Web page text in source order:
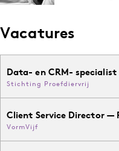
Reputatie & crisis
Vacatures
Data- en CRM- specialist
Stichting Proefdiervrij
Client Service Director —
VormVijf